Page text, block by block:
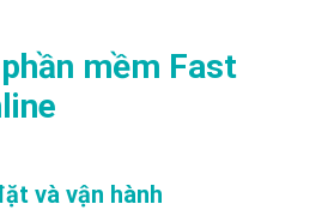
mềm Fast
và vận hành